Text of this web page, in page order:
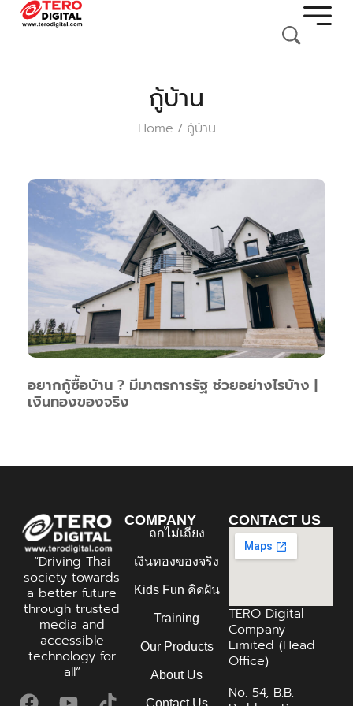
กู้บ้าน
Home / กู้บ้าน
อยากกู้ซื้อบ้าน ? มีมาตรการรัฐ ช่วยอย่างไรบ้าง |
เงินทองของจริง
“Driving Thai
society towards
a better future
through trusted
media and
accessible
technology for
all”
COMPANY
ถกไม่เถียง
เงินทองของจริง
Kids Fun คิดฝัน
Training
Our Products
About Us
Contact Us
CONTACT US
TERO Digital
Company
Limited (Head
Office)
No. 54, B.B.